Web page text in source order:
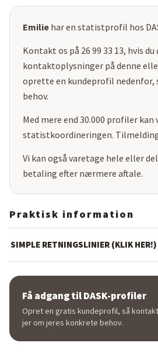
Emilie har en statistprofil hos
Kontakt os på 26 99 33 13, hvis
kontaktoplysninger på denne
oprette en kundeprofil nedenfor,
behov.
Med mere end 30.000 profiler
statistkoordineringen.
Vi kan også varetage hele eller
betaling efter nærmere aftale.
Praktisk information
SIMPLE RETNINGSLINIER (KLIK HER!)
Få adgang til DASK-profiler
Opret en gratis kundeprofil, så
jer om jeres konkrete behov.